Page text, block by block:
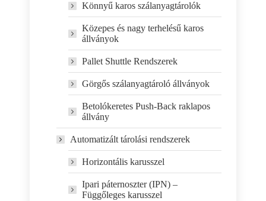
Könnyű karos szálanyagtárolók
Közepes és nagy terhelésű karos
állványok
Pallet Shuttle Rendszerek
Görgős szálanyagtároló állványok
Betolókeretes Push-Back raklapos
állvány
Automatizált tárolási rendszerek
Horizontális karusszel
Ipari páternoszter (IPN) –
Függőleges karusszel